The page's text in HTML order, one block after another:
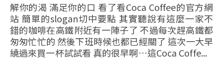
解你的渴 滿足你的口 看了看Coca Coffee的官方網
站 簡單的slogan切中要點 其實聽說有這麼一家不
錯的咖啡在高鐵附近有一陣子了 不過每次趕高鐵都
匆匆忙忙的 然後下班時候也都已經關了 這次一大早
繞過來買一杯試試看 真的很早啊…這Coca Coffe...